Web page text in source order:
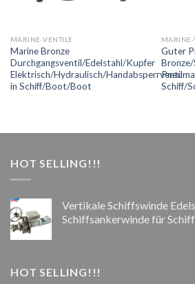
MARINE-VENTILE
Marine Bronze
Durchgangsventil/Edelstahl/Kupfer
Elektrisch/Hydraulisch/Handabsperrventil
in Schiff/Boot/Boot
MARINE-
Guter
Schiff/
HOT SELLING!!!
Vertikale Schiffswinde
Schiffsankerwinde für
HOT SELLING!!!